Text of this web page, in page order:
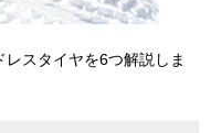
スタイヤを6つ解説しま